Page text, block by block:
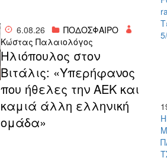
6.08.26
ΠΟΔΟΣΦΑΙΡΟ
Κώστας Παλαιολόγος
Ηλιόπουλος στον
Βιτάλις: «Υπερήφανος
που ήθελες την ΑΕΚ και
καμιά άλλη ελληνική
ομάδα»